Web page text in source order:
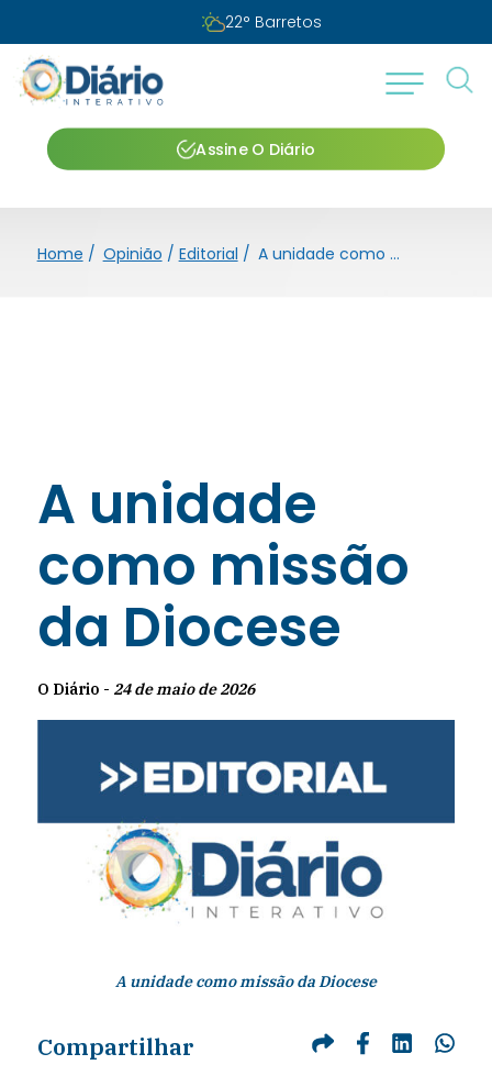
22° Barretos
Assine O Diário
Home / Opinião / Editorial / A unidade como missão da Diocese
A unidade
como missão
da Diocese
O Diário - 24 de maio de 2026
A unidade como missão da Diocese
Compartilhar